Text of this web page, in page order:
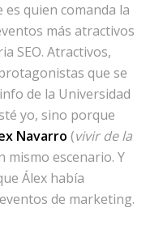
es quien comanda la
más atractivos
SEO. Atractivos,
que se
de la Universidad
yo, sino porque
Navarro (vivir de la
mismo escenario. Y
Álex había
de marketing.